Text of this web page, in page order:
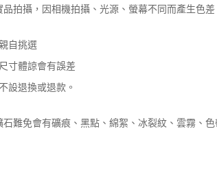
品拍攝，因相機拍攝、光源、螢幕不同而產生色
自挑選
寸體諒會有誤差
設退換或退款。
石難免會有礦痕、黑點、綿絮、冰裂紋、雲霧、